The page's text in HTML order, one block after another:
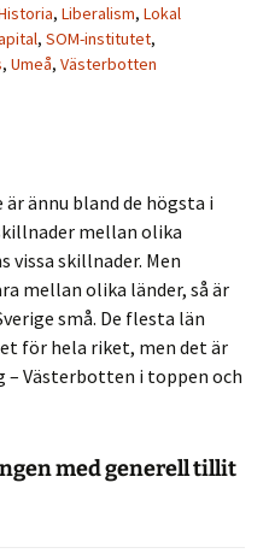
, Liberalism, Lokal
, SOM-institutet,
, Umeå, Västerbotten
ännu bland de högsta i
mellan olika
vissa skillnader. Men
mellan olika länder, så är
små. De flesta län
för hela riket, men det är
– Västerbotten i toppen och
med generell tillit